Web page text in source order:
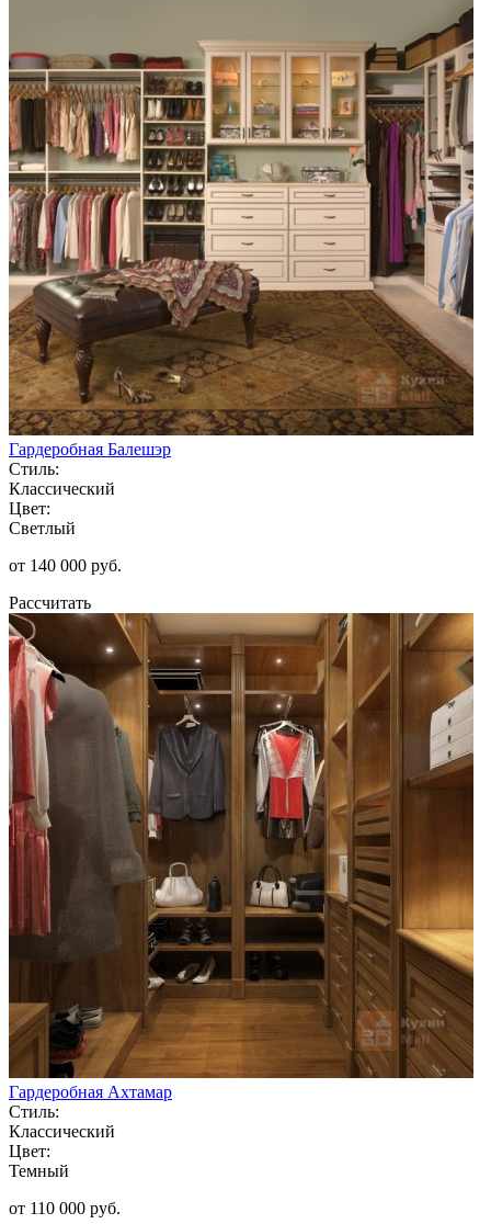
Гардеробная Балешэр
Стиль:
Классический
Цвет:
Светлый
от 140 000 руб.
Рассчитать
Гардеробная Ахтамар
Стиль:
Классический
Цвет:
Темный
от 110 000 руб.